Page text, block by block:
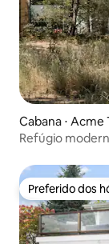
Cabana ⋅ Acme
Refúgio
Preferido dos
Preferido dos